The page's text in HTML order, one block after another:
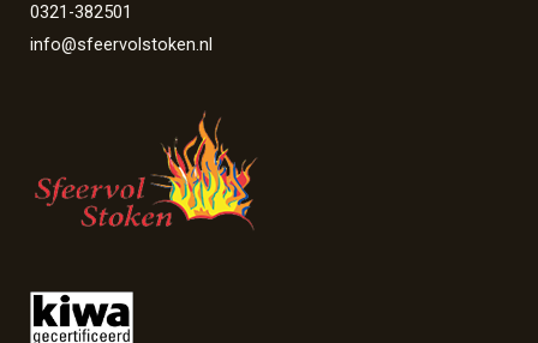
0321-382501
info@sfeervolstoken.nl